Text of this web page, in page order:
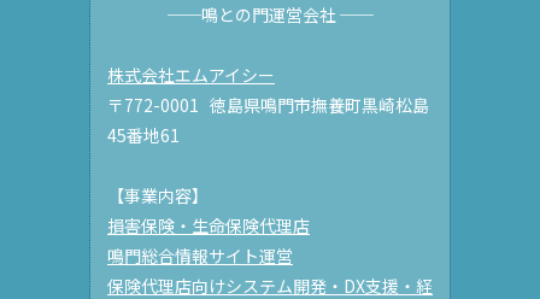
──鳴との門運営会社 ──
株式会社エムアイシー
〒772-0001 徳島県鳴門市撫養町黒崎松島
45番地61
【事業内容】
損害保険・生命保険代理店
鳴門総合情報サイト運営
保険代理店向けシステム開発・DX支援・経